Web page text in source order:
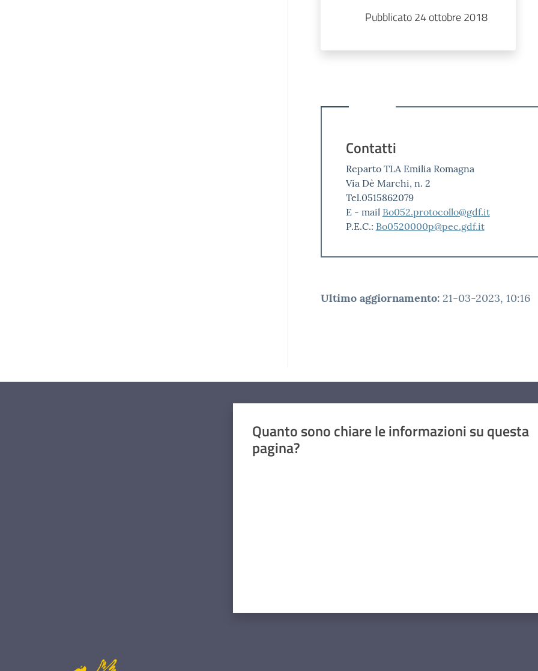
Pubblicato 24 ottobre 2018
Contatti
Reparto TLA Emilia Romagna
Via Dè Marchi, n. 2
Tel.0515862079
E - mail Bo052.protocollo@gdf.it
P.E.C.: Bo0520000p@pec.gdf.it
Ultimo aggiornamento: 21-03-2023, 10:16
Quanto sono chiare le informazioni su questa
pagina?